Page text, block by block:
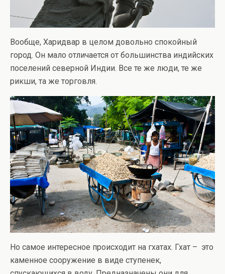
Вообще, Харидвар в целом довольно спокойный
город. Он мало отличается от большинства индийских
поселений северной Индии. Все те же люди, те же
рикши, та же торговля.
Но самое интересное происходит на гхатах. Гхат – это
каменное сооружение в виде ступенек,